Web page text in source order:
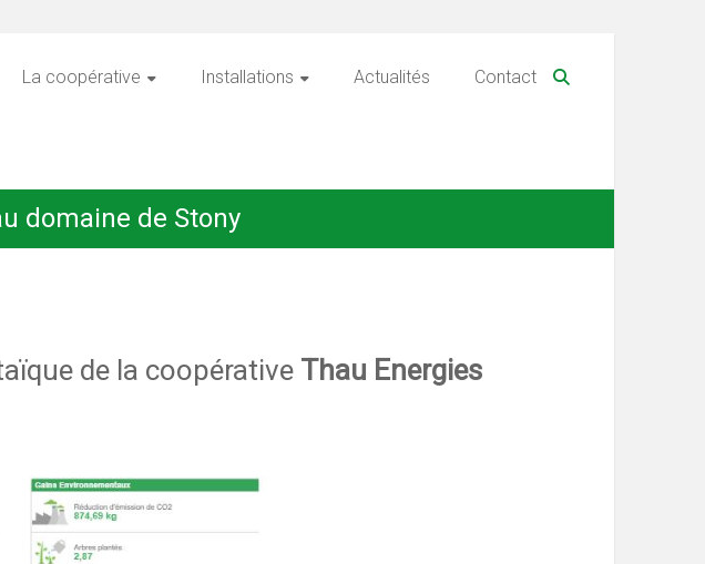
La coopérative Installations Actualités Contact
domaine de Stony
de la coopérative Thau Energies